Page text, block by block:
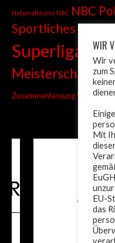
Nationalteams NBC NBC
SportlichesSprint
Superliga
Meisterschaft
Zusammenfassung ÖM
WIR
Wir
zum
Mit
EU-
das